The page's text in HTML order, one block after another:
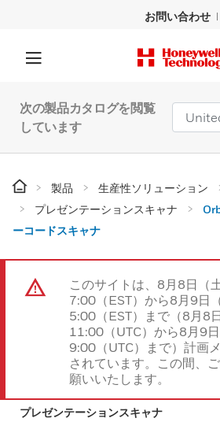
お問い合わせ
次の製品カタログを閲覧
しています
製品 生産性ソリューション
プレゼンテーションスキャナ
ーコードスキャナ
このサイトは、8月8日（
7:00（EST）から8月9日
5:00（EST）まで（8月8
11:00（UTC）から8月9
9:00（UTC）まで）計画
されています。この間、
願いいたします。
プレゼンテーションスキャナ